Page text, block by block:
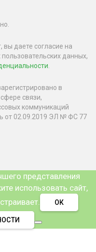
даете согласие на
данных,
в
связи,
коммуникаций
от 02.09.2019 ЭЛ № ФС 77
представления
использовать сайт,
ОК